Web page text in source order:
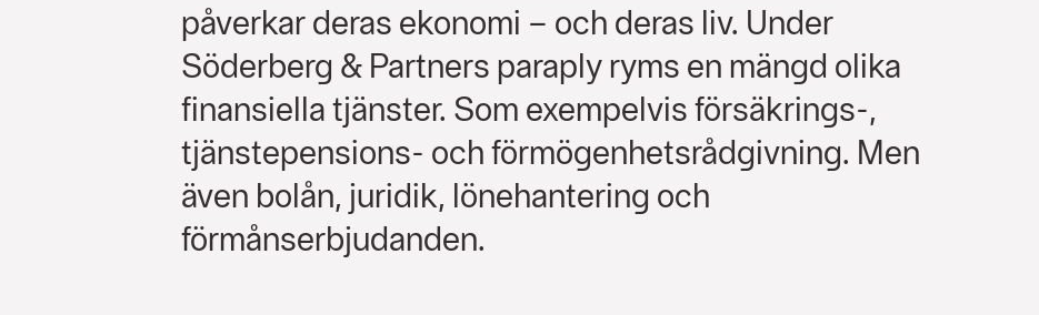
påverkar deras ekonomi – och deras liv. Under
Söderberg & Partners paraply ryms en mängd olika
finansiella tjänster. Som exempelvis försäkrings-,
tjänstepensions- och förmögenhetsrådgivning. Men
även bolån, juridik, lönehantering och
förmånserbjudanden.